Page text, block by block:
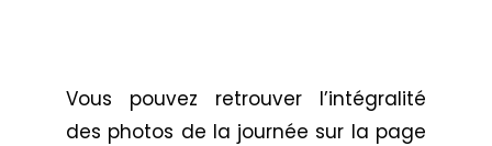
Vous pouvez retrouver l’intégralité
des photos de la journée sur la page